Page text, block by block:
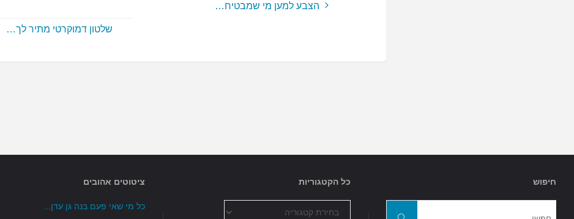
הצבע למען מי שמבטיח…
שלטון דמוקרטי מתיר לך…
חיפוש כל הקטגוריות ציטוטים אהובים
כל מי שאי פעם בנה גן עדן...